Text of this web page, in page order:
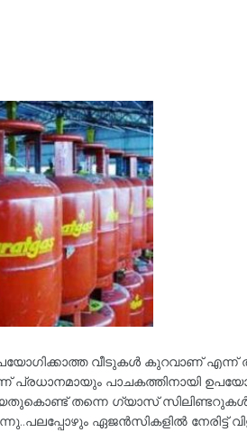
വീടുകള്‍ കുറവാണ് എന്ന്
പാചകത്തിനായി
ആയതുകൊണ്ട് തന്നെ ഗ്യാസ്
ഏജന്‍സികളില്‍ നേരിട്ട്